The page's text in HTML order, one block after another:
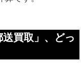
買取」、どっ